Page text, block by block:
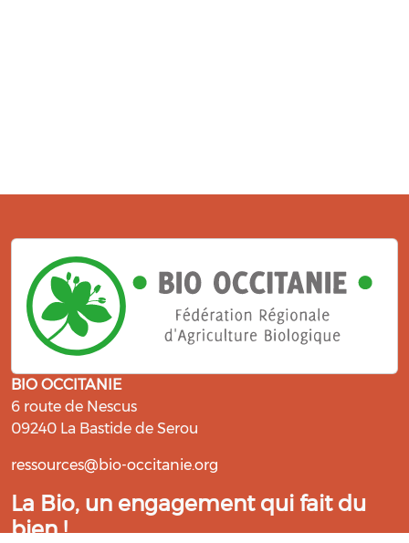
BIO OCCITANIE
6 route de Nescus
09240 La Bastide de Serou
ressources@bio-occitanie.org
La Bio, un engagement qui fait du
bien !